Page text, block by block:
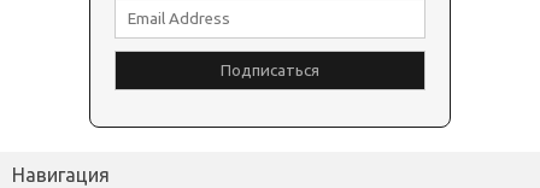
Навигация